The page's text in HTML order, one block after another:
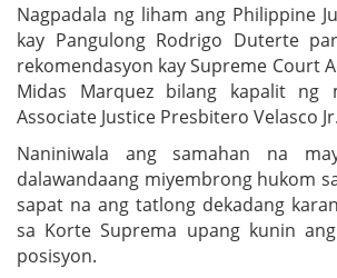
Nagpadala ng liham ang Philippine
kay Pangulong Rodrigo Duterte
rekomendasyon kay Supreme Court
Midas Marquez bilang kapalit ng
Associate Justice Presbitero Velasco Jr.
Naniniwala ang samahan na
dalawandaang miyembrong hukom
sapat na ang tatlong dekadang
sa Korte Suprema upang kunin
posisyon.